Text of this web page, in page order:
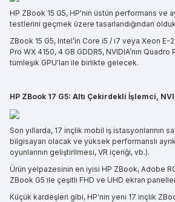
HP ZBook 15 G5, HP'nin üstün performans ve
testlerini geçmek üzere tasarlandığından
ZBook 15 G5, Intel’in Core i5 / i7 veya Xeon
Pro WX 4150, 4 GB GDDR5, NVIDIA’nın
tümleşik GPU'ları ile birlikte gelecek.
HP ZBook 17 G5: Altı Çekirdekli İşlemci,
Son yıllarda, 17 inçlik mobil iş istasyonlarının
bilgisayarı olacak ve yüksek performanslı
oyunlarının geliştirilmesi, VR içeriği, vb.).
Ürün yelpazesinin en iyisi HP ZBook, Adobe
ZBook G5 ile çeşitli FHD ve UHD ekran
Küçük kardeşleri gibi, HP'nin yeni 17 inçlik